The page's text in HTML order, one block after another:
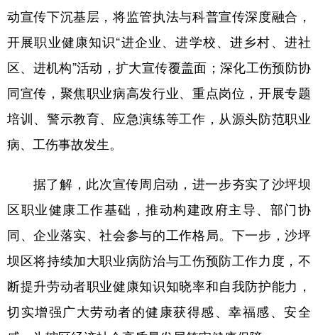
动宣传下沉基层，将监管执法与科普宣传深度融合，
开展职业健康知识“进企业、进学校、进乡村、进社
区、进机构”活动，扩大宣传覆盖面；深化工伤预防协
同宣传，聚焦职业病高发行业、重点岗位，开展专题
培训、警示教育、应急演练等工作，从源头防范职业
病、工伤事故发生。
据了解，此次宣传周启动，进一步夯实了沙坪坝
区职业健康工作基础，推动构建政府主导、部门协
同、企业落实、社会参与的工作格局。下一步，沙坪
坝区将持续加大职业病防治与工伤预防工作力度，不
断提升劳动者职业健康知识知晓率和自我防护能力，
切实增强广大劳动者的健康获得感、幸福感、安全